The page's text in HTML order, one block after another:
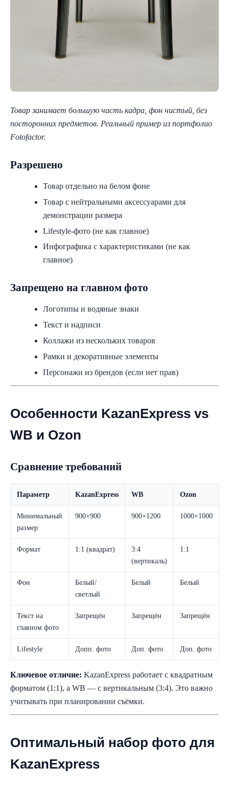
Товар занимает большую часть кадра, фон чистый, без
посторонних предметов. Реальный пример из портфолио
Fotofactor.
Разрешено
Товар отдельно на белом фоне
Товар с нейтральными аксессуарами для
демонстрации размера
Lifestyle-фото (не как главное)
Инфографика с характеристиками (не как
главное)
Запрещено на главном фото
Логотипы и водяные знаки
Текст и надписи
Коллажи из нескольких товаров
Рамки и декоративные элементы
Персонажи из брендов (если нет прав)
Особенности KazanExpress vs
WB и Ozon
Сравнение требований
Параметр KazanExpress WB Ozon
Минимальный
размер
900×900 900×1200 1000×1000
Формат 1:1 (квадрат)
3:4
(вертикаль)
1:1
Фон
Белый/
светлый
Белый Белый
Текст на
главном фото
Запрещён Запрещён Запрещён
Lifestyle Допп. фото Доп. фото Доп. фото
Ключевое отличие: KazanExpress работает с квадратным
форматом (1:1), а WB — с вертикальным (3:4). Это важно
учитывать при планировании съёмки.
Оптимальный набор фото для
KazanExpress